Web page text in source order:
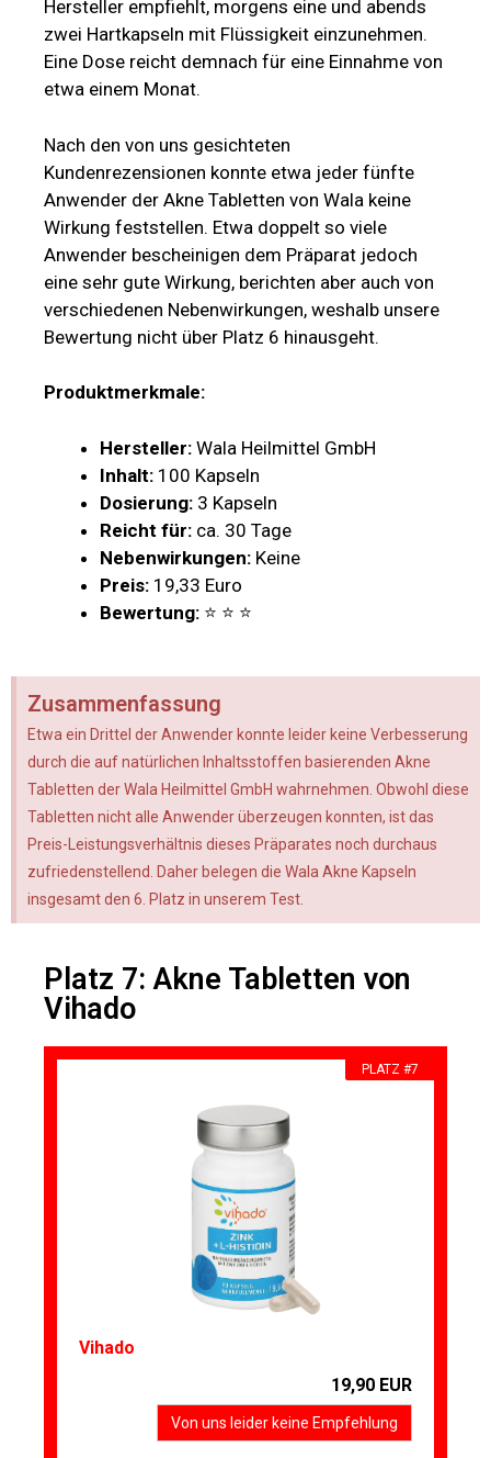
Hersteller empfiehlt, morgens eine und abends
zwei Hartkapseln mit Flüssigkeit einzunehmen.
Eine Dose reicht demnach für eine Einnahme von
etwa einem Monat.
Nach den von uns gesichteten
Kundenrezensionen konnte etwa jeder fünfte
Anwender der Akne Tabletten von Wala keine
Wirkung feststellen. Etwa doppelt so viele
Anwender bescheinigen dem Präparat jedoch
eine sehr gute Wirkung, berichten aber auch von
verschiedenen Nebenwirkungen, weshalb unsere
Bewertung nicht über Platz 6 hinausgeht.
Produktmerkmale:
Hersteller: Wala Heilmittel GmbH
Inhalt: 100 Kapseln
Dosierung: 3 Kapseln
Reicht für: ca. 30 Tage
Nebenwirkungen: Keine
Preis: 19,33 Euro
Bewertung: ⭐ ⭐ ⭐
Zusammenfassung
Etwa ein Drittel der Anwender konnte leider keine Verbesserung
durch die auf natürlichen Inhaltsstoffen basierenden Akne
Tabletten der Wala Heilmittel GmbH wahrnehmen. Obwohl diese
Tabletten nicht alle Anwender überzeugen konnten, ist das
Preis-Leistungsverhältnis dieses Präparates noch durchaus
zufriedenstellend. Daher belegen die Wala Akne Kapseln
insgesamt den 6. Platz in unserem Test.
Platz 7: Akne Tabletten von
Vihado
PLATZ #7
Vihado
19,90 EUR
Von uns leider keine Empfehlung